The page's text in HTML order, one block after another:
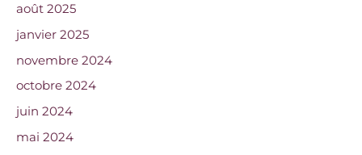
août 2025
janvier 2025
novembre 2024
octobre 2024
juin 2024
mai 2024